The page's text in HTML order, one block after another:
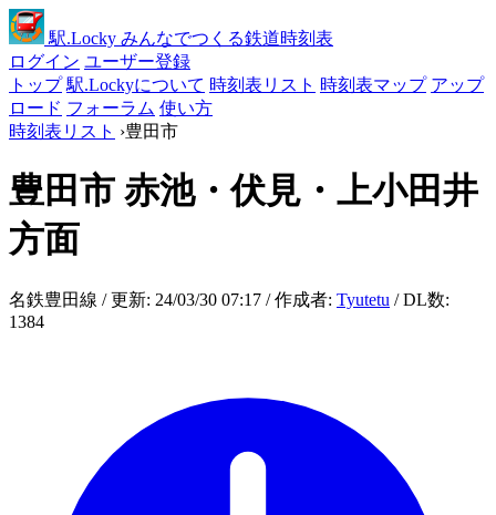
駅.Locky みんなでつくる鉄道時刻表
ログイン ユーザー登録
トップ 駅.Lockyについて 時刻表リスト 時刻表マップ アップ
ロード フォーラム 使い方
時刻表リスト ›豊田市
豊田市 赤池・伏見・上小田井
方面
名鉄豊田線 / 更新: 24/03/30 07:17 / 作成者: Tyutetu / DL数:
1384